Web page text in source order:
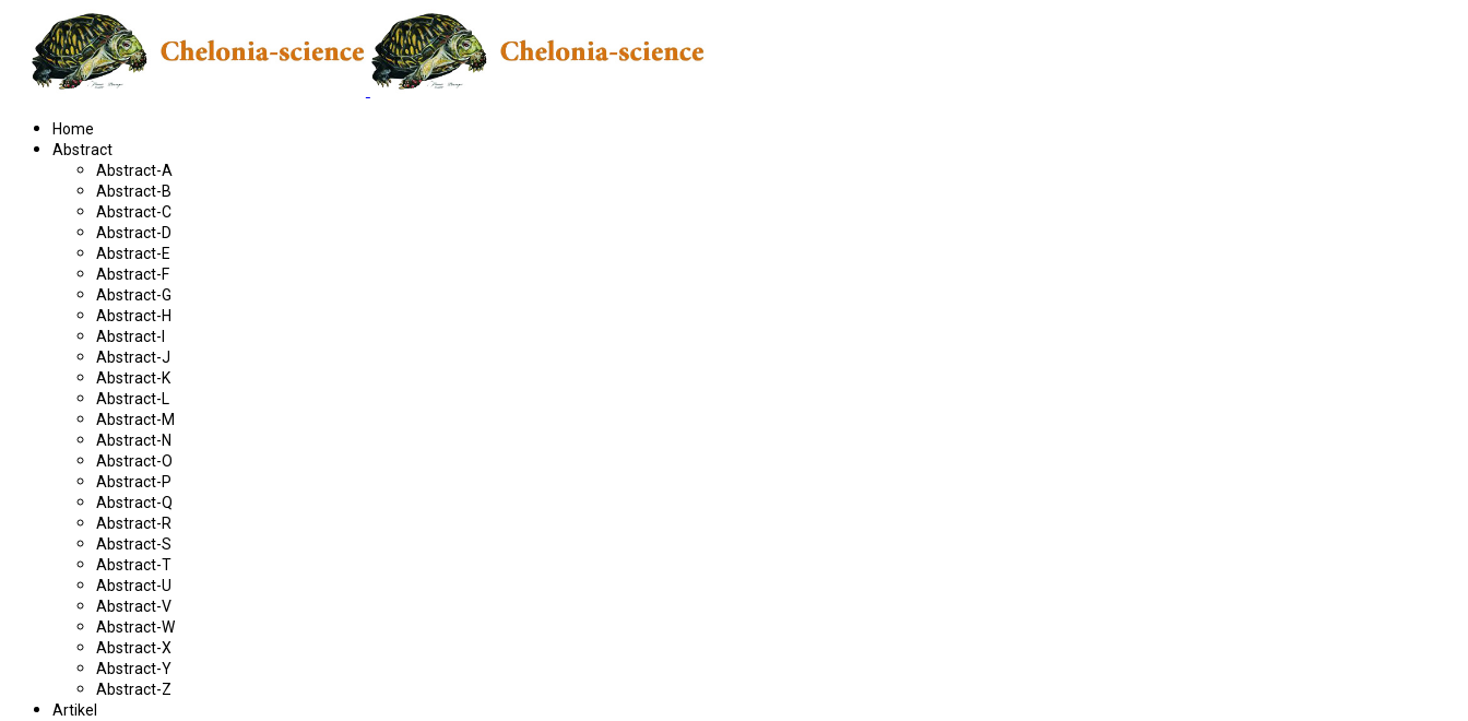
Home
Abstract
Abstract-A
Abstract-B
Abstract-C
Abstract-D
Abstract-E
Abstract-F
Abstract-G
Abstract-H
Abstract-I
Abstract-J
Abstract-K
Abstract-L
Abstract-M
Abstract-N
Abstract-O
Abstract-P
Abstract-Q
Abstract-R
Abstract-S
Abstract-T
Abstract-U
Abstract-V
Abstract-W
Abstract-X
Abstract-Y
Abstract-Z
Artikel